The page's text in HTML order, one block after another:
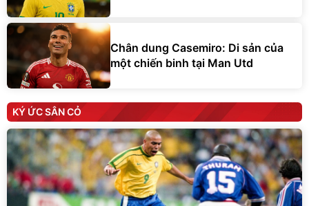
Chân dung Casemiro: Di sản của
một chiến binh tại Man Utd
KÝ ỨC SÂN CỎ